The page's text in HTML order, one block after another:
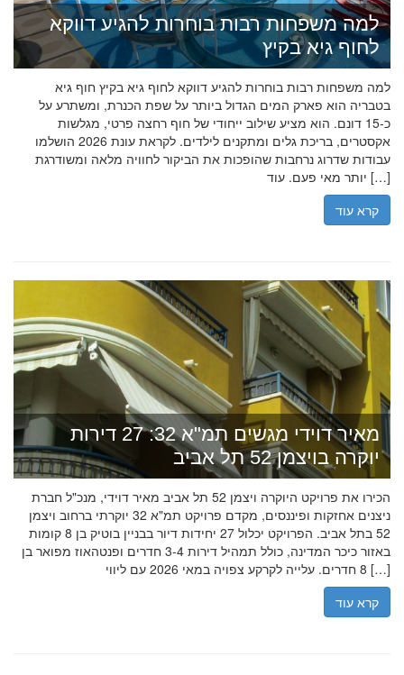
למה משפחות רבות בוחרות להגיע דווקא
לחוף גיא בקיץ
למה משפחות רבות בוחרות להגיע דווקא לחוף גיא בקיץ חוף גיא
בטבריה הוא פארק המים הגדול ביותר על שפת הכנרת, ומשתרע על
כ-15 דונם. הוא מציע שילוב ייחודי של חוף רחצה פרטי, מגלשות
אקסטרים, בריכת גלים ומתקנים לילדים. לקראת עונת 2026 הושלמו
עבודות שדרוג נרחבות שהופכות את הביקור לחוויה מלאה ומשודרגת
יותר מאי פעם. עוד […]
קרא עוד
מאיר דוידי מגשים תמ"א 32: 27 דירות
יוקרה בויצמן 52 תל אביב
הכירו את פרויקט היוקרה ויצמן 52 תל אביב מאיר דוידי, מנכ"ל חברת
ניצנים אחזקות ופיננסים, מקדם פרויקט תמ"א 32 יוקרתי ברחוב ויצמן
52 בתל אביב. הפרויקט יכלול 27 יחידות דיור בבניין בוטיק בן 8 קומות
באזור כיכר המדינה, כולל תמהיל דירות 3-4 חדרים ופנטהאוז מפואר בן
8 חדרים. עלייה לקרקע צפויה במאי 2026 עם ליווי […]
קרא עוד